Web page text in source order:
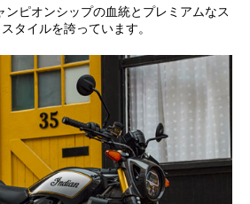
ピオンシップの血統とプレミアムなス
スタイルを誇っています。